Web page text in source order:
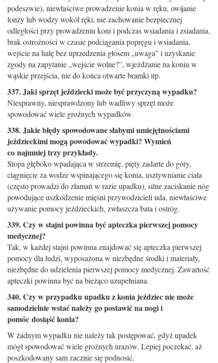
podeszwie), niewłaściwe prowadzenie konia w ręku, owijanie
lonży lub wodzy wokół ręki, nie zachowanie bezpiecznej
odległości przy prowadzeniu koni i podczas wsiadania i zsiadania,
brak ostrożności w czasie podciągania popręgu i wsiadania,
wejście na halę bez uprzedzenia głosem „uwaga” i uzyskanie
zgody na zapytanie „wejście wolne?”, wjeżdżanie na koniu w
wąskie przejścia, nie do końca otwarte bramki itp.
337. Jaki sprzęt jeździecki może być przyczyną wypadku?
Niesprawny, niesprawdzony lub wadliwy sprzęt może
spowodować wiele groźnych wypadków.
338. Jakie błędy spowodowane słabymi umiejętnościami
jeździeckimi mogą powodować wypadki? Wymień
co najmniej trzy przykłady.
Stopa głęboko wpadająca w strzemię, pięty zadarte do góry,
ciągnięcie za wodze wspinającego się konia, usztywnianie ciała
(często prowadzi do złamań w razie upadku), silne zaciskanie nóg
powodujące uszkodzenie mięśni przywodzicieli uda, niewłaściwe
używanie pomocy jeździeckich, zwłaszcza bata i ostróg.
339. Czy w stajni powinna być apteczka pierwszej pomocy
medycznej?
Tak, w każdej stajni powinna znajdować się apteczka pierwszej
pomocy dla ludzi, wyposażona w niezbędne środki i materiały,
niezbędne do udzielenia pierwszej pomocy medycznej. Zawartość
apteczki powinna być na bieżąco uzupełniana.
340. Czy w przypadku upadku z konia jeździec nie może
samodzielnie wstać należy go postawić na nogi i
pomóc dosiąść konia?
W żadnym wypadku nie należy tak postępować, gdyż upadek
mógł spowodować wiele groźnych urazów. ­Lepiej poczekać, aż
poszkodowany sam zacznie się podnosić.